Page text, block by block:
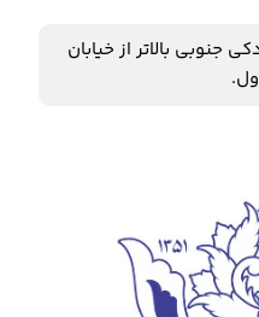
جنوبی بالاتر از خیابان